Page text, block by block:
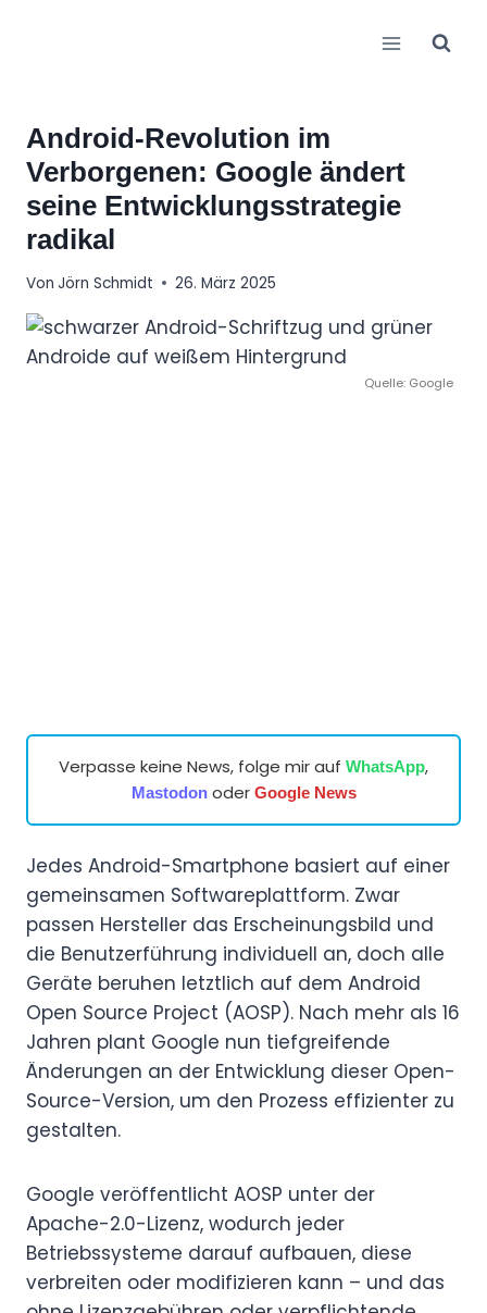
Android-Revolution im
Verborgenen: Google ändert
seine Entwicklungsstrategie
radikal
Von Jörn Schmidt 26. März 2025
Quelle: Google
Verpasse keine News, folge mir auf WhatsApp,
Mastodonoder Google News
Jedes Android-Smartphone basiert auf einer
gemeinsamen Softwareplattform. Zwar
passen Hersteller das Erscheinungsbild und
die Benutzerführung individuell an, doch alle
Geräte beruhen letztlich auf dem Android
Open Source Project (AOSP). Nach mehr als 16
Jahren plant Google nun tiefgreifende
Änderungen an der Entwicklung dieser Open-
Source-Version, um den Prozess effizienter zu
gestalten.
Google veröffentlicht AOSP unter der
Apache-2.0-Lizenz, wodurch jeder
Betriebssysteme darauf aufbauen, diese
verbreiten oder modifizieren kann – und das